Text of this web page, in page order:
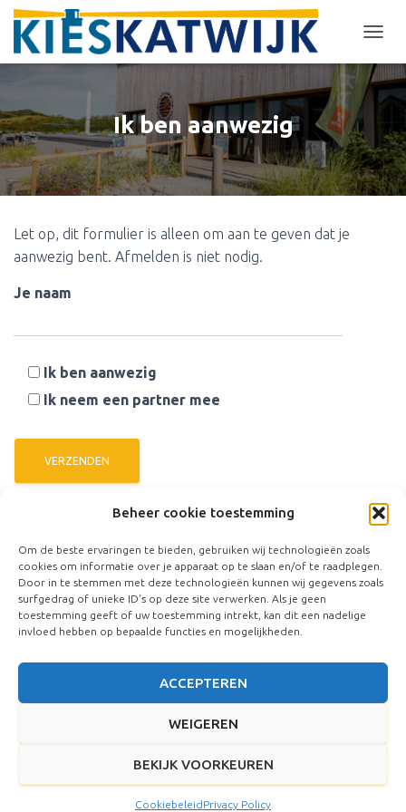
Beheer cookie toestemming
Om de beste ervaringen te bieden, gebruiken wij technologieën zoals
cookies om informatie over je apparaat op te slaan en/of te raadplegen.
Door in te stemmen met deze technologieën kunnen wij gegevens zoals
surfgedrag of unieke ID's op deze site verwerken. Als je geen
toestemming geeft of uw toestemming intrekt, kan dit een nadelige
invloed hebben op bepaalde functies en mogelijkheden.
ACCEPTEREN
WEIGEREN
BEKIJK VOORKEUREN
CookiebeleidPrivacy Policy
O
G
N
A
V
Ik ben aanwezig
Let op, dit formulier is alleen om aan te geven dat je
aanwezig bent. Afmelden is niet nodig.
Je naam
Ik ben aanwezig
Ik neem een partner mee
Hestia | Ontwikkeld doorThemeIsle